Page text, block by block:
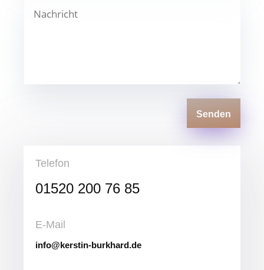
Senden
Telefon
01520 200 76 85
E-Mail
info@kerstin-burkhard.de